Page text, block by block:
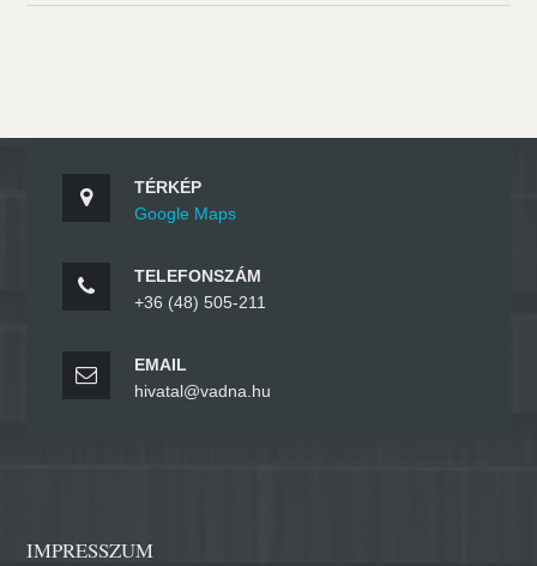
TÉRKÉP
Google Maps
TELEFONSZÁM
+36 (48) 505-211
EMAIL
hivatal@vadna.hu
IMPRESSZUM